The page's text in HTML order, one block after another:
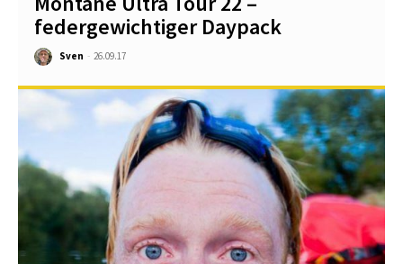
federgewichtiger Daypack
Sven - 26.09.17